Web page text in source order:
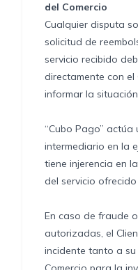
del Comercio
Cualquier disputa
solicitud de
servicio recibido
directamente con el
informar la
“Cubo Pago” actúa
intermediario en la
tiene injerencia en
del servicio
En caso de fraude
autorizadas, el
incidente tanto a